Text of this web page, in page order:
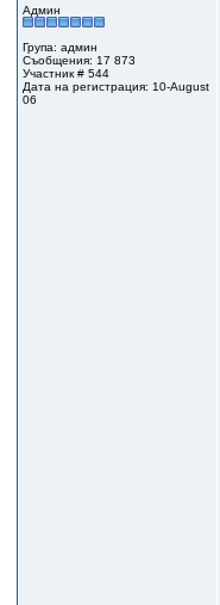
Админ
Група: админ
Съобщения: 17 873
Участник # 544
Дата на регистрация: 10-August
06